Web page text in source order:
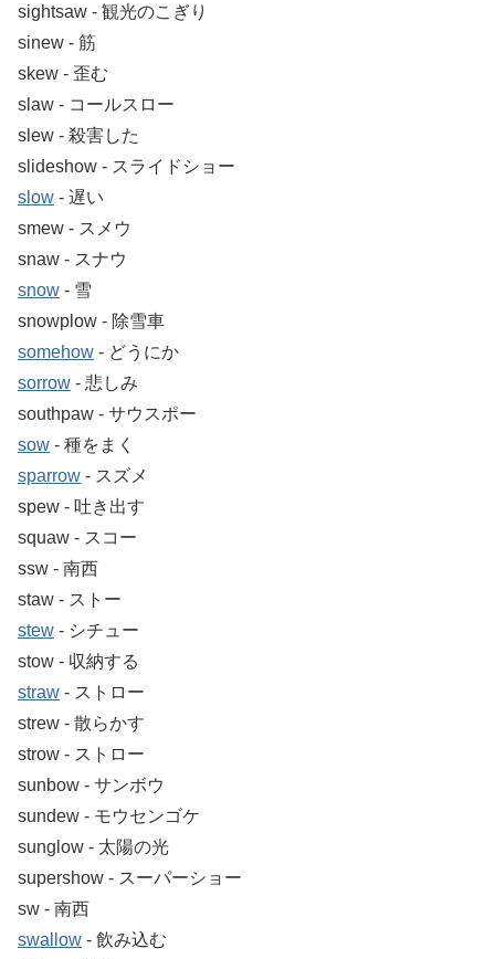
sightsaw ‐ 観光のこぎり
sinew ‐ 筋
skew ‐ 歪む
slaw ‐ コールスロー
slew ‐ 殺害した
slideshow ‐ スライドショー
slow ‐ 遅い
smew ‐ スメウ
snaw ‐ スナウ
snow ‐ 雪
snowplow ‐ 除雪車
somehow ‐ どうにか
sorrow ‐ 悲しみ
southpaw ‐ サウスポー
sow ‐ 種をまく
sparrow ‐ スズメ
spew ‐ 吐き出す
squaw ‐ スコー
ssw ‐ 南西
staw ‐ ストー
stew ‐ シチュー
stow ‐ 収納する
straw ‐ ストロー
strew ‐ 散らかす
strow ‐ ストロー
sunbow ‐ サンボウ
sundew ‐ モウセンゴケ
sunglow ‐ 太陽の光
supershow ‐ スーパーショー
sw ‐ 南西
swallow ‐ 飲み込む